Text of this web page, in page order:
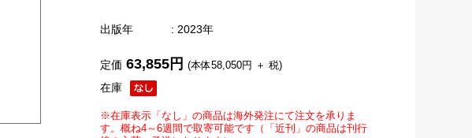
出版年 : 2023年
在庫
定価 63,855円 (本体58,050円 ＋ 税)
※在庫表示「なし」の商品は海外発注にて注文を承りま
す。概ね4～6週間で取寄可能です（「近刊」の商品は刊行